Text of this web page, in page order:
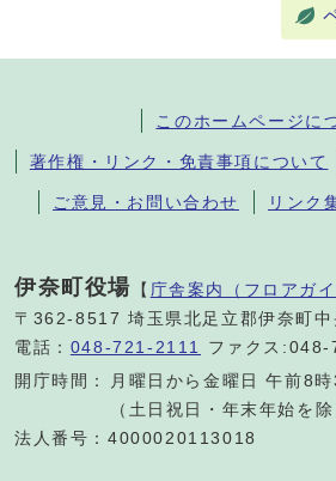
このホームページに
著作権・リンク・免責事項について
ご意見・お問い合わせ リンク
伊奈町役場 【 庁舎案内（フロアガイ
〒362-8517 埼玉県北足立郡伊奈町
電話： 048-721-2111
ファクス
開庁時間：
月曜日から金曜日 午前8
（土日祝日・年末年始を除
法人番号：4000020113018